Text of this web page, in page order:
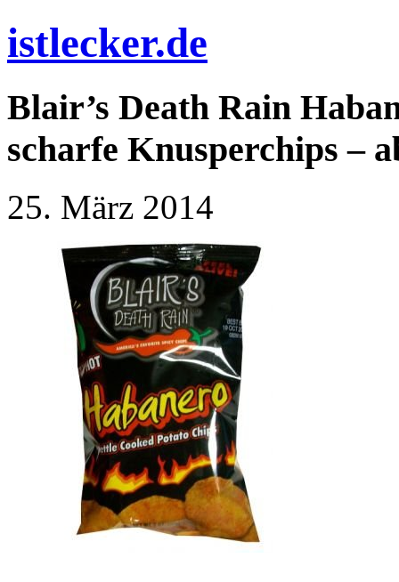
istlecker.de
Blair’s Death Rain
scharfe Knusperchips –
25. März 2014